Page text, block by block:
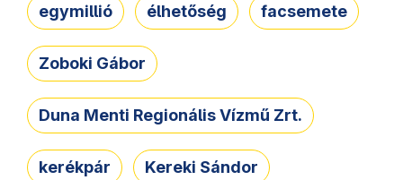
egymillió élhetőség facsemete
Zoboki Gábor
Duna Menti Regionális Vízmű Zrt.
kerékpár Kereki Sándor